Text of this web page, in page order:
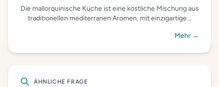
Küche erzählen?
Die mallorquinische Küche ist eine köstliche Mischung aus
traditionellen mediterranen Aromen, mit einzigartige...
Mehr →
ÄHNLICHE FRAGE